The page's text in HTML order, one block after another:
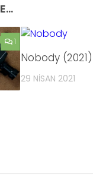
1
Nobody (2021)
29 NISAN 2021